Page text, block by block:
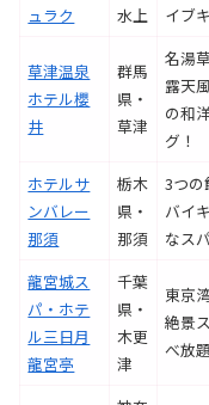
ュラク
水上
イブ
草津温泉
ホテル櫻
井
群馬
県・
草津
名湯
露天
の和
グ！
ホテルサ
ンバレー
那須
栃木
県・
那須
3つの
バイ
なス
龍宮城ス
パ・ホテ
ル三日月
龍宮亭
千葉
県・
木更
津
東京
絶景
べ放